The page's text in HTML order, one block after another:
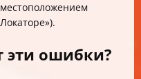
эти ошибки?